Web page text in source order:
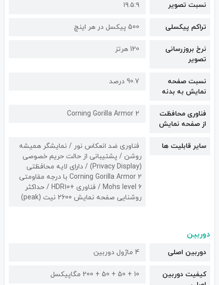
نسبت تصویر ۱۹.۵:۹
تراکم پیکسلی 500 پیکسل در هر اینچ
نرخ بروزرسانی
تصویر
120 هرتز
نسبت صفحه
نمایش به بدنه
90.7 درصد
فناوری محافظت
از صفحه نمایش
Corning Gorilla Armor 2
سایر قابلیت ها
فناوری ضد انعکاس نور / نمایشگر همیشه
روشن / پشتیبانی از حالت حریم خصوصی
(Privacy Display) / دارای لایه محافظتی
Corning Gorilla Armor ۲ با درجه مقاومتی
Mohs level ۶ / فناوری +HDR10 / حداکثر
روشنایی صفحه نمایش 2600 نیت (peak)
دوربین
دوربین اصلی 4 ماژول دوربین
کیفیت دوربین‌
10 + 50 + 50 + 200 مگاپیکسل